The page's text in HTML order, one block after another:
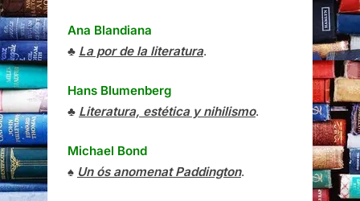
Ana Blandiana
♣ La por de la literatura.
Hans Blumenberg
♣ Literatura, estética y nihilismo.
Michael Bond
♠ Un ós anomenat Paddington.